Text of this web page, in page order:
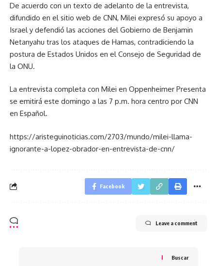
De acuerdo con un texto de adelanto de la entrevista,
difundido en el sitio web de CNN, Milei expresó su apoyo a
Israel y defendió las acciones del Gobierno de Benjamin
Netanyahu tras los ataques de Hamas, contradiciendo la
postura de Estados Unidos en el Consejo de Seguridad de
la ONU.
La entrevista completa con Milei en Oppenheimer Presenta
se emitirá este domingo a las 7 p.m. hora centro por CNN
en Español.
https://aristeguinoticias.com/2703/mundo/milei-llama-
ignorante-a-lopez-obrador-en-entrevista-de-cnn/
Facebook
Leave a comment
Buscar